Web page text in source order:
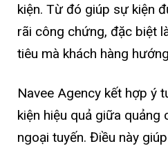
kiện. Từ đó giúp sự kiện
rãi công chứng, đặc biệt
tiêu mà khách hàng
Navee Agency kết hợp ý
kiện hiệu quả giữa quảng
ngoại tuyến. Điều này